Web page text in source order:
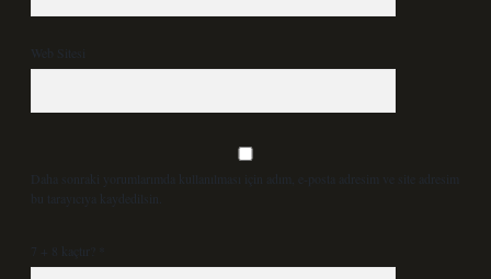
Web Sitesi
Daha sonraki yorumlarımda kullanılması için adım, e-posta adresim ve site adresim
bu tarayıcıya kaydedilsin.
7 + 8 kaçtır?